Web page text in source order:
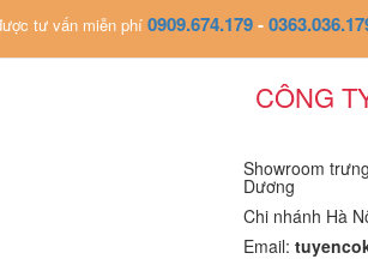
tư vấn miễn phí 0909.674.179-
CÔNG
Showroom
Dương
Chi nhánh Hà
Email: